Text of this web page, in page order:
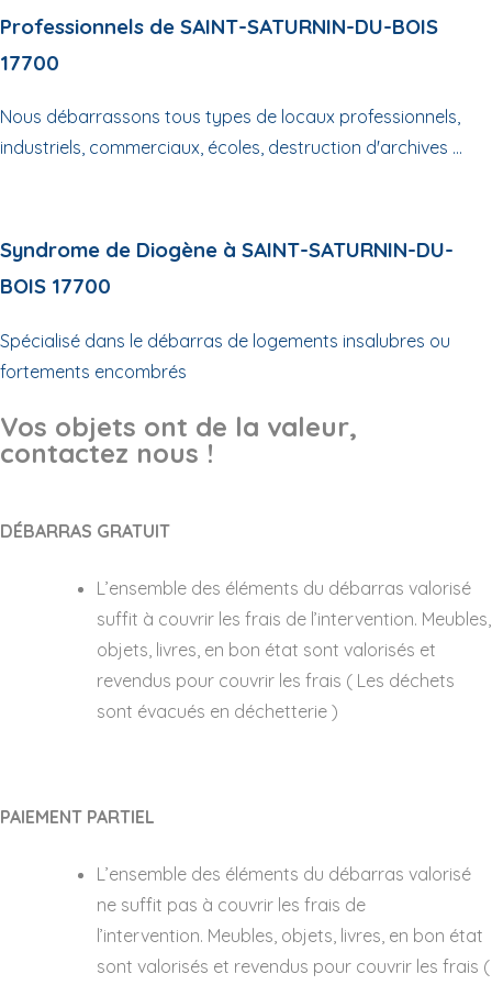
Professionnels de SAINT-SATURNIN-DU-BOIS
17700
Nous débarrassons tous types de locaux professionnels,
industriels, commerciaux, écoles, destruction d'archives ...
Syndrome de Diogène à SAINT-SATURNIN-DU-
BOIS 17700
Spécialisé dans le débarras de logements insalubres ou
fortements encombrés
Vos objets ont de la valeur,
contactez nous !
DÉBARRAS GRATUIT
L’ensemble des éléments du débarras valorisé
suffit à couvrir les frais de l’intervention. Meubles,
objets, livres, en bon état sont valorisés et
revendus pour couvrir les frais ( Les déchets
sont évacués en déchetterie )
PAIEMENT PARTIEL
L’ensemble des éléments du débarras valorisé
ne suffit pas à couvrir les frais de
l’intervention. Meubles, objets, livres, en bon état
sont valorisés et revendus pour couvrir les frais (